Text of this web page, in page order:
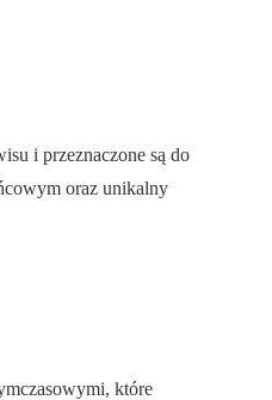
i przeznaczone są do
oraz unikalny
które